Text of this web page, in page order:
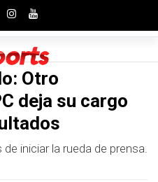
Otro
deja su cargo
iniciar la rueda de prensa.